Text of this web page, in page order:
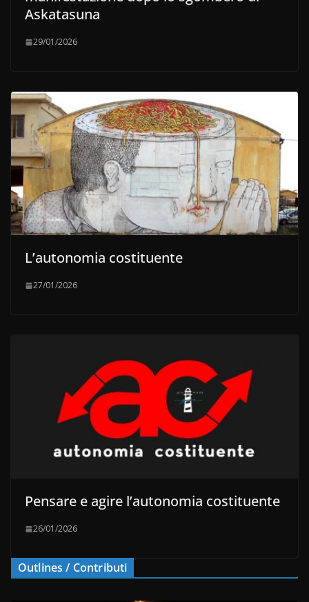
Askatasuna
29/01/2026
L’autonomia costituente
27/01/2026
Pensare e agire l’autonomia costituente
26/01/2026
Outlines / Contributi